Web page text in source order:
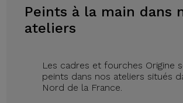
Peints à la main dans
ateliers
Les cadres et fourches Origine
peints dans nos ateliers situés
Nord de la France.